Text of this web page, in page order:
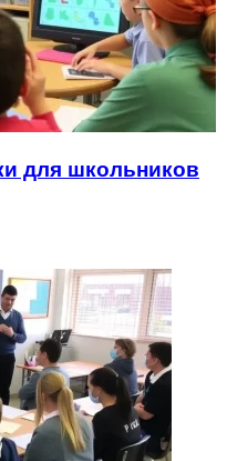
для школьников